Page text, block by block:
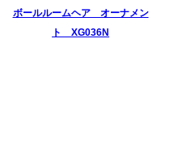
ボールルームヘア オーナメン
ト XG036N